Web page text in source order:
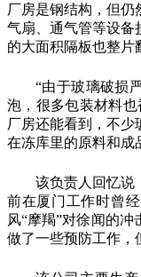
厂房是钢结构，但仍
气扇、通气管等设备
的大面积隔板也整
“由于玻璃破损
泡，很多包装材料
厂房还能看到，不少
在冻库里的原料和成
该负责人回忆说
前在厦门工作时曾
风“摩羯”对徐闻的
做了一些预防工作，